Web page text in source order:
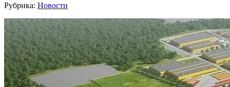
Рубрика: Новости